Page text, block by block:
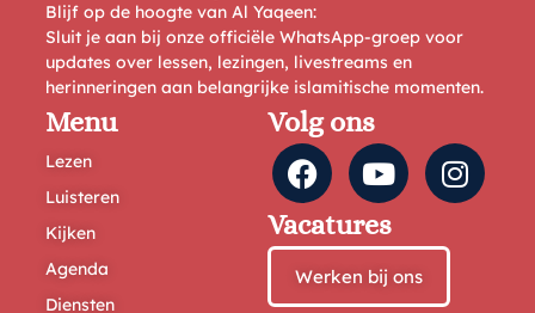
Blijf op de hoogte van Al Yaqeen:
Sluit je aan bij onze officiële WhatsApp-groep voor
updates over lessen, lezingen, livestreams en
herinneringen aan belangrijke islamitische momenten.
Menu
Lezen
Luisteren
Kijken
Agenda
Diensten
Volg ons
Vacatures
Werken bij ons